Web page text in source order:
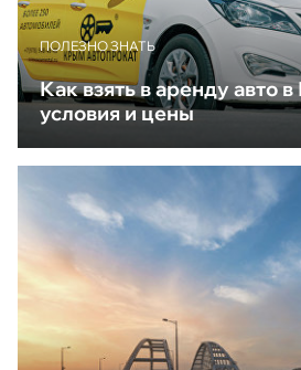
ПОЛЕЗНО ЗНАТЬ
Как взять в аренду авто
условия и цены